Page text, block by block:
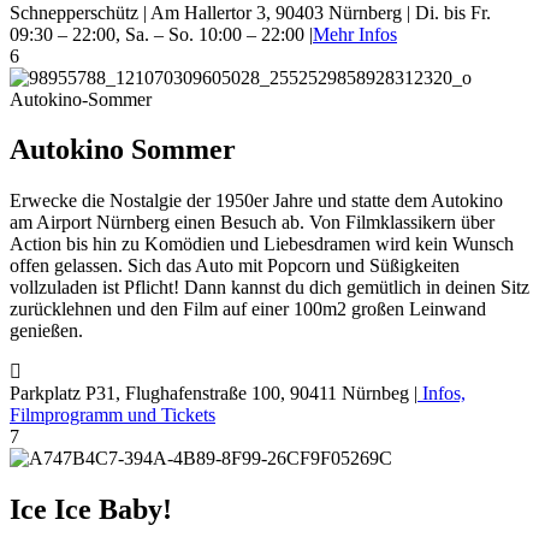
Schnepperschütz | Am Hallertor 3, 90403 Nürnberg | Di. bis Fr.
09:30 – 22:00, Sa. – So. 10:00 – 22:00 |Mehr Infos
6
Autokino-Sommer
Autokino Sommer
Erwecke die Nostalgie der 1950er Jahre und statte dem Autokino
am Airport Nürnberg einen Besuch ab. Von Filmklassikern über
Action bis hin zu Komödien und Liebesdramen wird kein Wunsch
offen gelassen. Sich das Auto mit Popcorn und Süßigkeiten
vollzuladen ist Pflicht! Dann kannst du dich gemütlich in deinen Sitz
zurücklehnen und den Film auf einer 100m2 großen Leinwand
genießen.
Parkplatz P31, Flughafenstraße 100, 90411 Nürnbeg | Infos,
Filmprogramm und Tickets
7
Ice Ice Baby!